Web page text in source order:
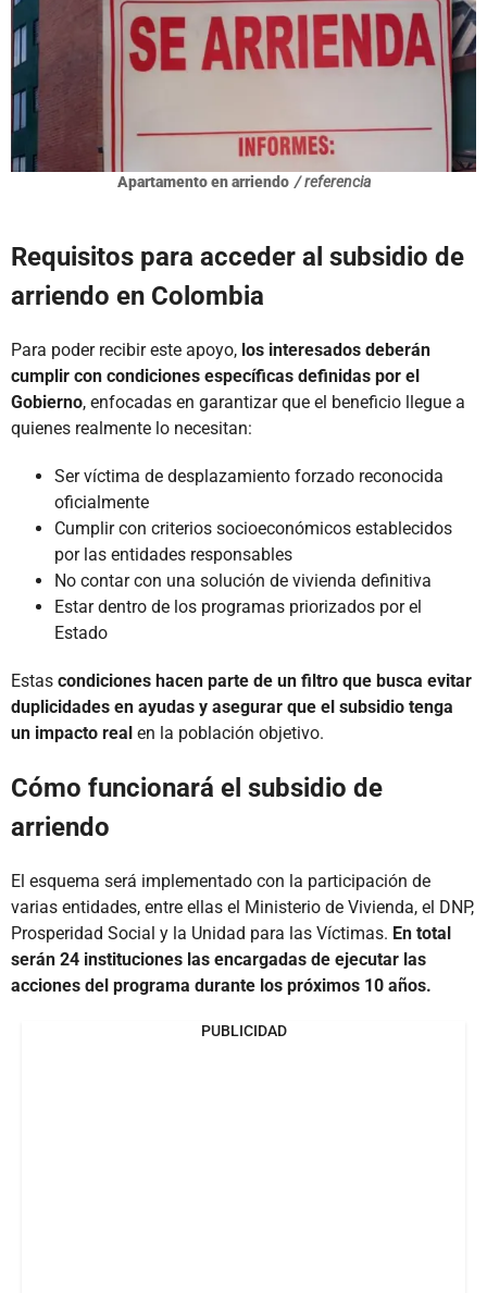
Apartamento en arriendo / referencia
Requisitos para acceder al subsidio de
arriendo en Colombia
Para poder recibir este apoyo, los interesados deberán
cumplir con condiciones específicas definidas por el
Gobierno, enfocadas en garantizar que el beneficio llegue a
quienes realmente lo necesitan:
Ser víctima de desplazamiento forzado reconocida
oficialmente
Cumplir con criterios socioeconómicos establecidos
por las entidades responsables
No contar con una solución de vivienda definitiva
Estar dentro de los programas priorizados por el
Estado
Estas condiciones hacen parte de un filtro que busca evitar
duplicidades en ayudas y asegurar que el subsidio tenga
un impacto real en la población objetivo.
Cómo funcionará el subsidio de
arriendo
El esquema será implementado con la participación de
varias entidades, entre ellas el Ministerio de Vivienda, el DNP,
Prosperidad Social y la Unidad para las Víctimas. En total
serán 24 instituciones las encargadas de ejecutar las
acciones del programa durante los próximos 10 años.
PUBLICIDAD